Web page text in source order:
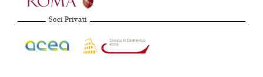
Soci Privati